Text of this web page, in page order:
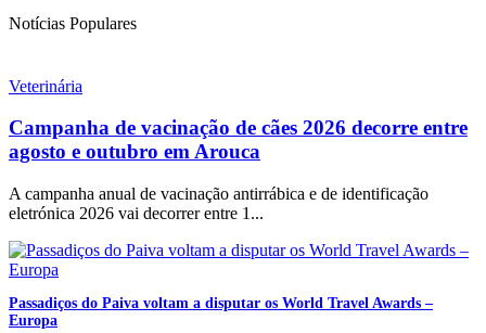
Notícias Populares
Veterinária
Campanha de vacinação de cães 2026 decorre entre
agosto e outubro em Arouca
A campanha anual de vacinação antirrábica e de identificação
eletrónica 2026 vai decorrer entre 1...
Passadiços do Paiva voltam a disputar os World Travel Awards –
Europa